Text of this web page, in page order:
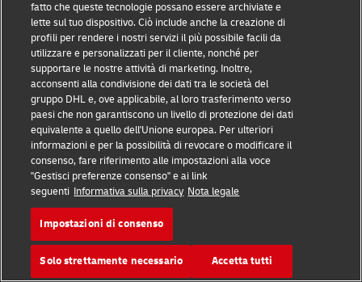
fatto che queste tecnologie possano essere archiviate e
lette sul tuo dispositivo. Ciò include anche la creazione di
profili per rendere i nostri servizi il più possibile facili da
utilizzare e personalizzati per il cliente, nonché per
supportare le nostre attività di marketing. Inoltre,
acconsenti alla condivisione dei dati tra le società del
gruppo DHL e, ove applicabile, al loro trasferimento verso
paesi che non garantiscono un livello di protezione dei dati
equivalente a quello dell'Unione europea. Per ulteriori
informazioni e per la possibilità di revocare o modificare il
consenso, fare riferimento alle impostazioni alla voce
"Gestisci preferenze consenso" e ai link
seguenti Informativa sulla privacy Nota legale
Impostazioni di consenso
Solo strettamente necessario Accetta tutti